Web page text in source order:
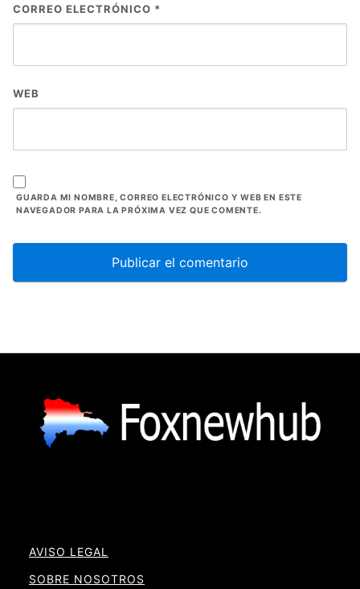
CORREO ELECTRÓNICO *
WEB
GUARDA MI NOMBRE, CORREO ELECTRÓNICO Y WEB EN ESTE
NAVEGADOR PARA LA PRÓXIMA VEZ QUE COMENTE.
AVISO LEGAL
SOBRE NOSOTROS